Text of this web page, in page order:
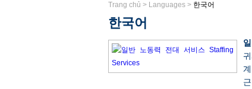
NHÂN...
Chương trình "Giọt nước
VỀ...
CÔNG TY TNHH MTV VÌ
CÔNG TY TNHH MTV VÌ
Nghị định 70/2023/NĐ-CP
Dịch vụ Hợp Thức Hóa
Trang chủ > Languages > 한국어
한국어